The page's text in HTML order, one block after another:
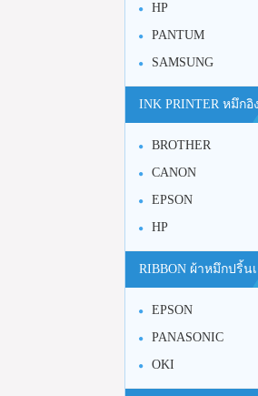
HP
PANTUM
SAMSUNG
INK PRINTER หมึกอิ
BROTHER
CANON
EPSON
HP
RIBBON ผ้าหมึกปริ้น
EPSON
PANASONIC
OKI